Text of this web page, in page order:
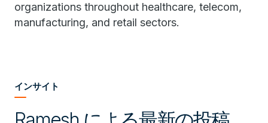
organizations throughout healthcare, telecom,
manufacturing, and retail sectors.
インサイト